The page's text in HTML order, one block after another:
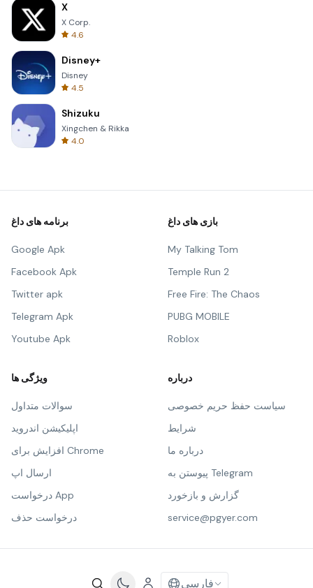
X
X Corp.
4.6
Disney+
Disney
4.5
Shizuku
Xingchen & Rikka
4.0
برنامه های داغ
Google Apk
Facebook Apk
Twitter apk
Telegram Apk
Youtube Apk
بازی های داغ
My Talking Tom
Temple Run 2
Free Fire: The Chaos
PUBG MOBILE
Roblox
ویژگی ها
سوالات متداول
اپلیکیشن اندروید
افزایش برای Chrome
ارسال اپ
درخواست App
درخواست حذف
درباره
سیاست حفظ حریم خصوصی
شرایط
درباره ما
پیوستن به Telegram
گزارش و بازخورد
service@pgyer.com
فارسی